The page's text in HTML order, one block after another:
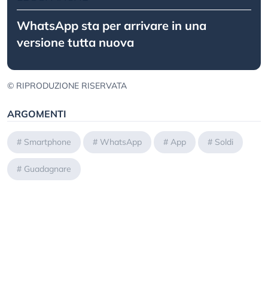
WhatsApp sta per arrivare in una
versione tutta nuova
© RIPRODUZIONE RISERVATA
ARGOMENTI
# Smartphone # WhatsApp # App # Soldi
# Guadagnare